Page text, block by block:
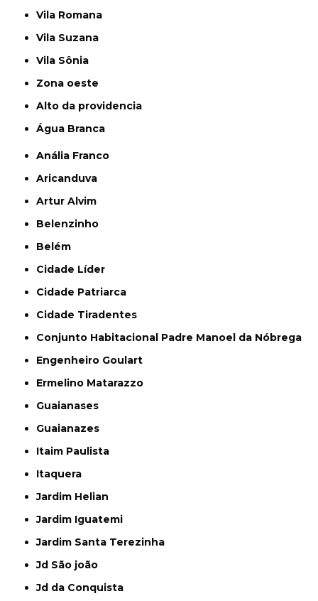
Vila Romana
Vila Suzana
Vila Sônia
Zona oeste
alto da providencia
Água Branca
Anália Franco
Aricanduva
Artur Alvim
Belenzinho
Belém
Cidade Líder
Cidade Patriarca
Cidade Tiradentes
Conjunto Habitacional Padre Manoel da Nóbrega
Engenheiro Goulart
Ermelino Matarazzo
Guaianases
Guaianazes
Itaim Paulista
Itaquera
Jardim Helian
Jardim Iguatemi
Jardim Santa Terezinha
Jd São joão
Jd da Conquista